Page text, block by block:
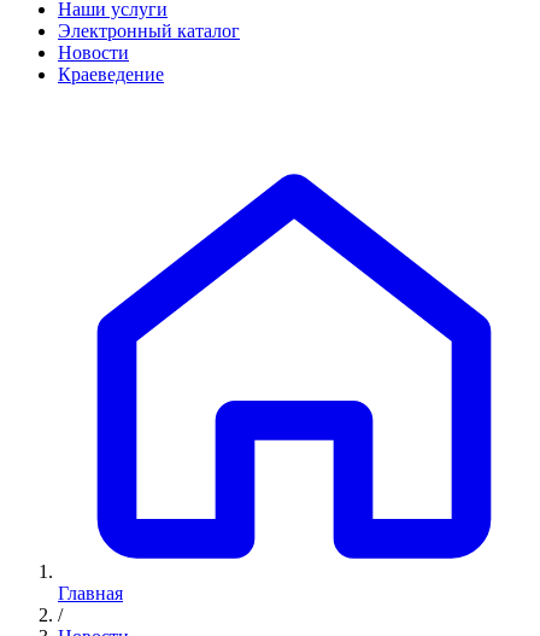
Наши услуги
Электронный каталог
Новости
Краеведение
Главная
/